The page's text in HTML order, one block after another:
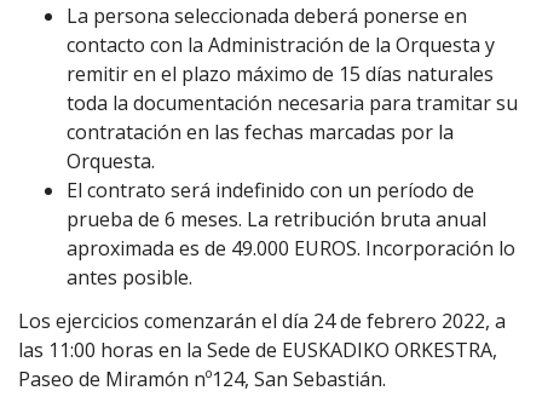
La persona seleccionada deberá ponerse en
contacto con la Administración de la Orquesta y
remitir en el plazo máximo de 15 días naturales
toda la documentación necesaria para tramitar su
contratación en las fechas marcadas por la
Orquesta.
El contrato será indefinido con un período de
prueba de 6 meses. La retribución bruta anual
aproximada es de 49.000 EUROS. Incorporación lo
antes posible.
Los ejercicios comenzarán el día 24 de febrero 2022, a
las 11:00 horas en la Sede de EUSKADIKO ORKESTRA,
Paseo de Miramón nº124, San Sebastián.